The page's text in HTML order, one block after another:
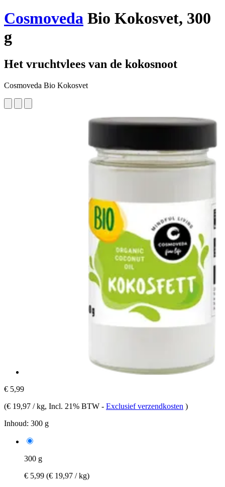
Cosmoveda Bio Kokosvet, 300
g
Het vruchtvlees van de kokosnoot
Cosmoveda Bio Kokosvet
€ 5,99
(€ 19,97 / kg, Incl. 21% BTW - Exclusief verzendkosten )
Inhoud: 300 g
300 g
€ 5,99 (€ 19,97 / kg)